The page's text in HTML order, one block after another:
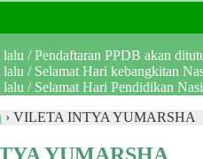
lalu / Pendaftaran PPDB akan
lalu / Selamat Hari kebangkitan
lalu / Selamat Hari Pendidikan
› VILETA INTYA YUMARSHA
YUMARSHA